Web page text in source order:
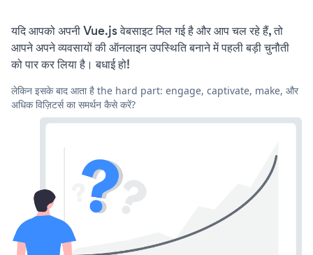
यदि आपको अपनी Vue.js वेबसाइट मिल गई है और आप चल रहे हैं, तो
आपने अपने व्यवसायों की ऑनलाइन उपस्थिति बनाने में पहली बड़ी चुनौती
को पार कर लिया है। बधाई हो!
लेकिन इसके बाद आता है the hard part: engage, captivate, make, और
अधिक विज़िटर्स का समर्थन कैसे करें?